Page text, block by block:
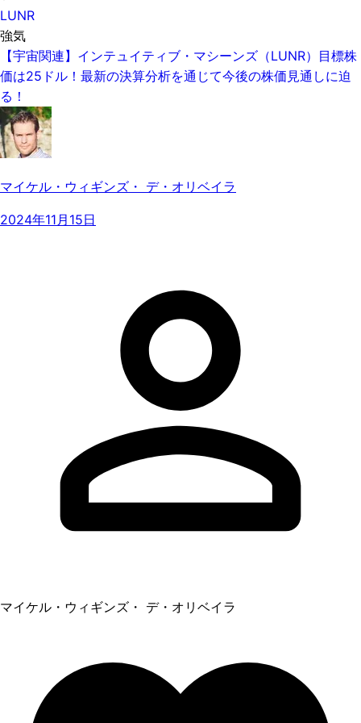
LUNR
強気
【宇宙関連】インテュイティブ・マシーンズ（LUNR）目標株
価は25ドル！最新の決算分析を通じて今後の株価見通しに迫
る！
マイケル・ウィギンズ・ デ・オリベイラ
2024年11月15日
マイケル・ウィギンズ・ デ・オリベイラ